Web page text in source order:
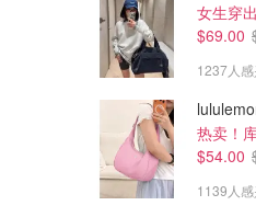
Apple iPhone Air 无锁手机
女生穿
$69.00
1237人
热卖！
$54.00
1139人